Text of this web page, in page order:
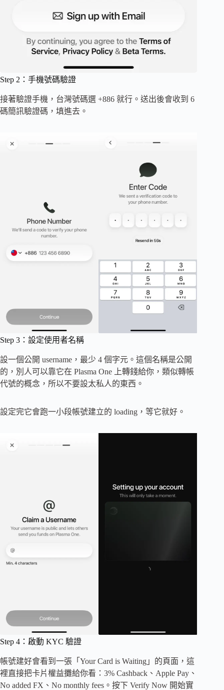
Step 2：手機號碼驗證
接著驗證手機，台灣號碼選 +886 就行。送出後會收到 6
碼簡訊驗證碼，填進去。
Step 3：設定使用者名稱
設一個公開 username，最少 4 個字元。這個名稱是公開
的，別人可以靠它在 Plasma One 上轉錢給你，類似轉帳
代號的概念，所以不要設太私人的東西。
設定完它會跑一小段帳號建立的 loading，等它就好。
Step 4：啟動 KYC 驗證
帳號建好會看到一張「Your Card is Waiting」的頁面，這
裡直接把卡片權益攤給你看：3% Cashback、Apple Pay、
No added FX、No monthly fees。按下 Verify Now 開始實